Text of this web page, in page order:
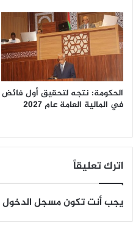
الحكومة: نتجه لتحقيق أول فائض
في المالية العامة عام 2027
اترك تعليقاً
يجب أنت تكونمسجل الدخول